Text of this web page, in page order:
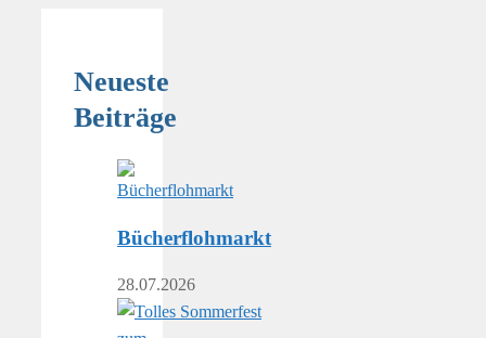
Neueste
Beiträge
Bücherflohmarkt
28.07.2026